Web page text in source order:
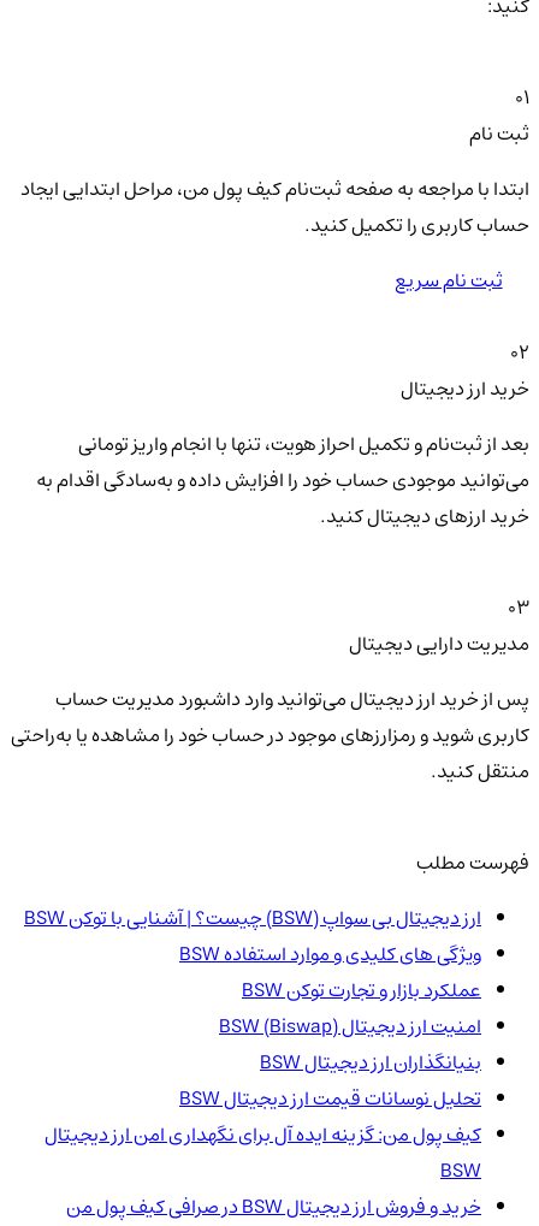
01
ثبت نام
ابتدا با مراجعه به صفحه ثبت‌نام کیف‌ پول من، مراحل ابتدایی ایجاد
حساب کاربری را تکمیل کنید.
ثبت نام سریع
02
خرید ارز دیجیتال
بعد از ثبت‌نام و تکمیل احراز هویت، تنها با انجام واریز تومانی
می‌توانید موجودی حساب خود را افزایش داده و به‌سادگی اقدام به
خرید ارزهای دیجیتال کنید.
03
مدیریت دارایی دیجیتال
پس از خرید ارز دیجیتال می‌توانید وارد داشبورد مدیریت حساب
کاربری شوید و رمزارزهای موجود در حساب خود را مشاهده یا به‌راحتی
منتقل کنید.
فهرست مطلب
ارز دیجیتال بی سواپ (BSW) چیست؟ | آشنایی با توکن BSW
ویژگی های کلیدی و موارد استفاده BSW
عملکرد بازار و تجارت توکن BSW
امنیت ارز دیجیتال BSW (Biswap)
بنیانگذاران ارز دیجیتال BSW
تحلیل نوسانات قیمت ارز دیجیتال BSW
کیف پول من: گزینه ایده آل برای نگهداری امن ارز دیجیتال
BSW
خرید و فروش ارز دیجیتال BSW در صرافی کیف پول من